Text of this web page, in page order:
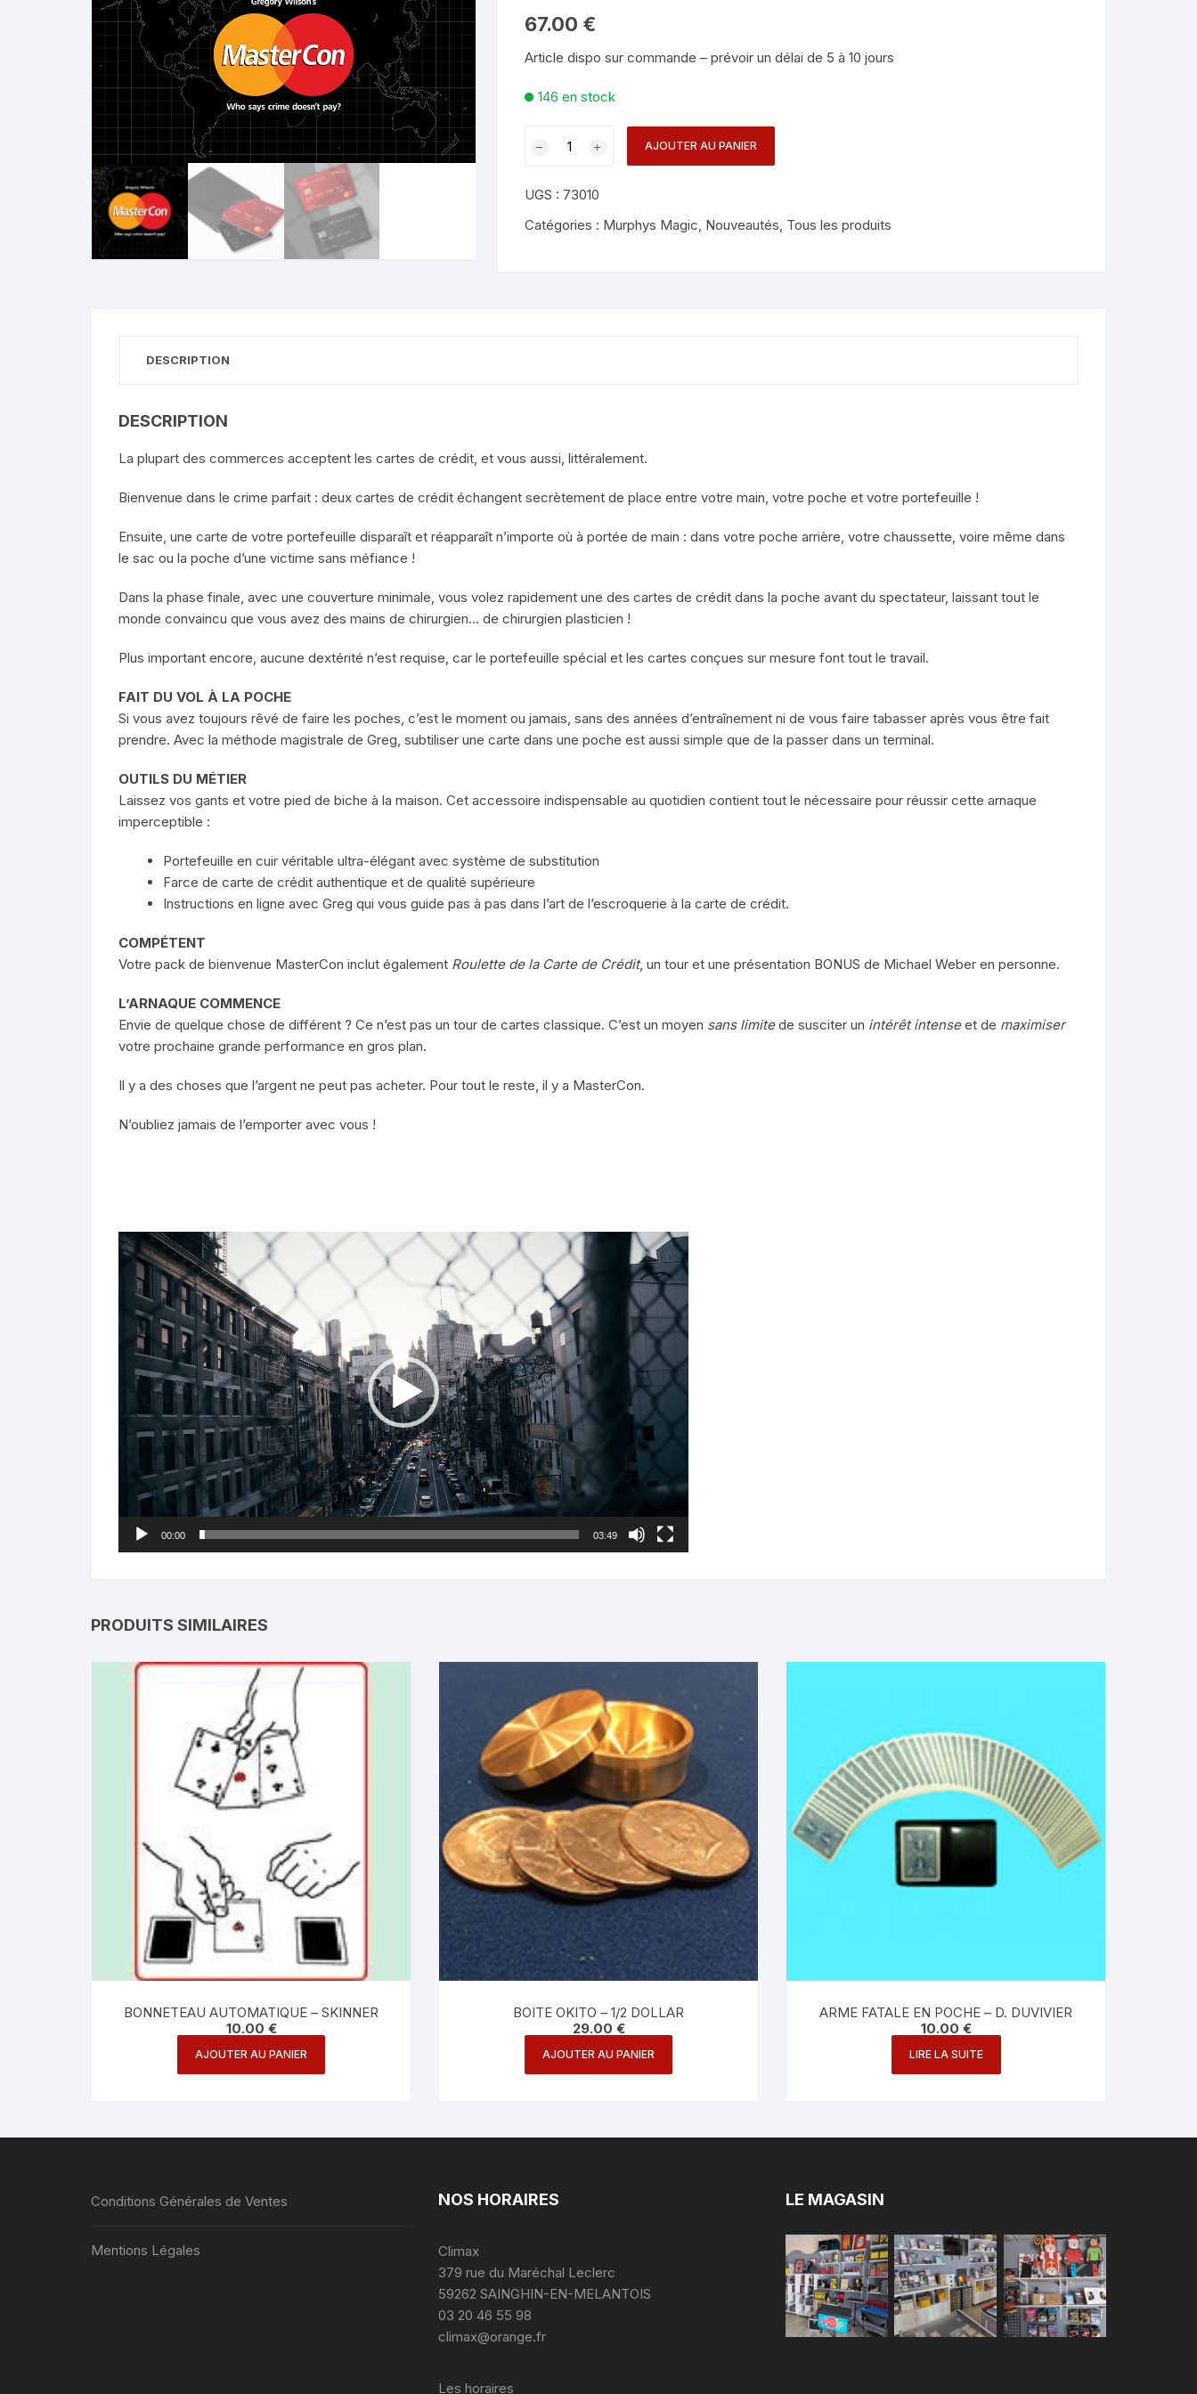
Chop Cup – GobeletsTours de corde
Grandes Illusions
Neige – Rubans – Steamers
Ballons
Aimants
Roughing – Produits
67.00 €
Article dispo sur commande – prévoir un délai de 5 à 10 jours
146 en stock
Con
-
AJOUTER AU PANIER
UGS : 73010
Catégories : Murphys Magic, Nouveautés, Tous les produits
DESCRIPTION
DESCRIPTION
La plupart des commerces acceptent les cartes de crédit, et vous aussi, littéralement.
Bienvenue dans le crime parfait : deux cartes de crédit échangent secrètement de place entre votre main, votre poche et votre portefeuille !
Ensuite, une carte de votre portefeuille disparaît et réapparaît n’importe où à portée de main : dans votre poche arrière, votre chaussette, voire même dans
le sac ou la poche d’une victime sans méfiance !
Dans la phase finale, avec une couverture minimale, vous volez rapidement une des cartes de crédit dans la poche avant du spectateur, laissant tout le
monde convaincu que vous avez des mains de chirurgien… de chirurgien plasticien !
Plus important encore, aucune dextérité n’est requise, car le portefeuille spécial et les cartes conçues sur mesure font tout le travail.
FAIT DU VOL À LA POCHE
Si vous avez toujours rêvé de faire les poches, c’est le moment ou jamais, sans des années d’entraînement ni de vous faire tabasser après vous être fait
prendre. Avec la méthode magistrale de Greg, subtiliser une carte dans une poche est aussi simple que de la passer dans un terminal.
OUTILS DU MÉTIER
Laissez vos gants et votre pied de biche à la maison. Cet accessoire indispensable au quotidien contient tout le nécessaire pour réussir cette arnaque
imperceptible :
Portefeuille en cuir véritable ultra-élégant avec système de substitution
Farce de carte de crédit authentique et de qualité supérieure
Instructions en ligne avec Greg qui vous guide pas à pas dans l’art de l’escroquerie à la carte de crédit.
COMPÉTENT
Votre pack de bienvenue MasterCon inclut également Roulette de la Carte de Crédit, un tour et une présentation BONUS de Michael Weber en personne.
L’ARNAQUE COMMENCE
Envie de quelque chose de différent ? Ce n’est pas un tour de cartes classique. C’est un moyen sans limitede susciter un intérêt intenseet de maximiser
votre prochaine grande performance en gros plan.
Il y a des choses que l’argent ne peut pas acheter. Pour tout le reste, il y a MasterCon.
N’oubliez jamais de l’emporter avec vous !
Lecteur
vidéo
00:00 03:49
PRODUITS SIMILAIRES
BONNETEAU AUTOMATIQUE – SKINNER
10.00 €
AJOUTER AU PANIER
BOITE OKITO – 1/2 DOLLAR
29.00 €
AJOUTER AU PANIER
ARME FATALE EN POCHE – D. DUVIVIER
10.00 €
LIRE LA SUITE
Conditions Générales de Ventes
Mentions Légales
NOS HORAIRES
Climax
379 rue du Maréchal Leclerc
59262 SAINGHIN-EN-MELANTOIS
03 20 46 55 98
climax@orange.fr
Les horaires
LE MAGASIN